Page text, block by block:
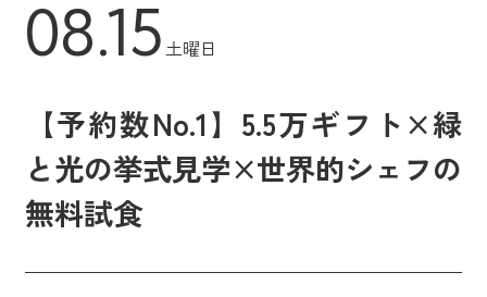
08.15土曜日
【予約数No.1】5.5万ギフト×緑
と光の挙式見学×世界的シェフの
無料試食